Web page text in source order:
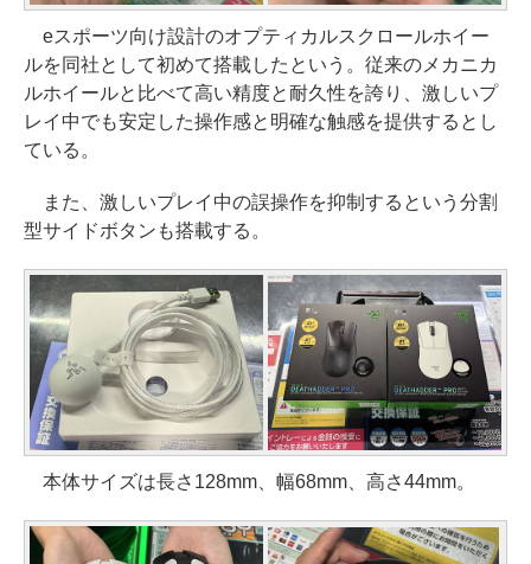
eスポーツ向け設計のオプティカルスクロールホイー
ルを同社として初めて搭載したという。従来のメカニカ
ルホイールと比べて高い精度と耐久性を誇り、激しいプ
レイ中でも安定した操作感と明確な触感を提供するとし
ている。
また、激しいプレイ中の誤操作を抑制するという分割
型サイドボタンも搭載する。
本体サイズは長さ128mm、幅68mm、高さ44mm。